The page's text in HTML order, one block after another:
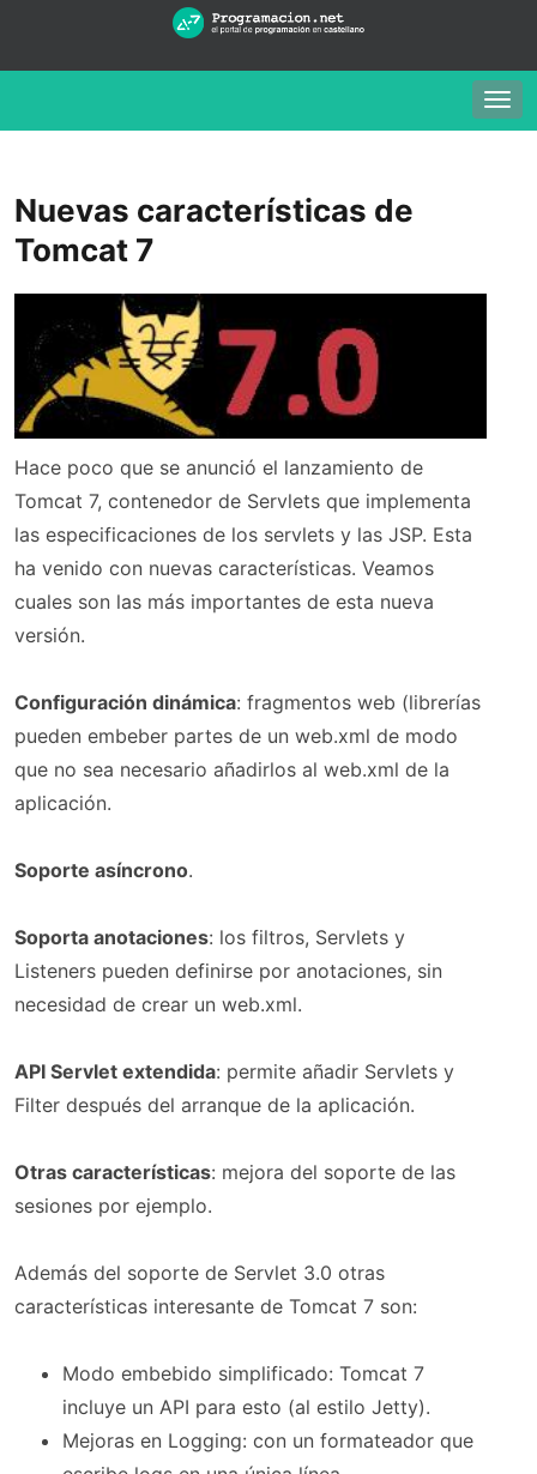
Nuevas características de
Tomcat 7
Hace poco que se anunció el lanzamiento de
Tomcat 7, contenedor de Servlets que implementa
las especificaciones de los servlets y las JSP. Esta
ha venido con nuevas características. Veamos
cuales son las más importantes de esta nueva
versión.
Configuración dinámica: fragmentos web (librerías
pueden embeber partes de un web.xml de modo
que no sea necesario añadirlos al web.xml de la
aplicación.
Soporte asíncrono.
Soporta anotaciones: los filtros, Servlets y
Listeners pueden definirse por anotaciones, sin
necesidad de crear un web.xml.
API Servlet extendida: permite añadir Servlets y
Filter después del arranque de la aplicación.
Otras características: mejora del soporte de las
sesiones por ejemplo.
Además del soporte de Servlet 3.0 otras
características interesante de Tomcat 7 son:
Modo embebido simplificado: Tomcat 7
incluye un API para esto (al estilo Jetty).
Mejoras en Logging: con un formateador que